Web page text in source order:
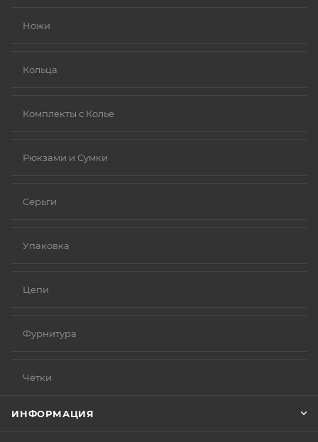
Ножи
Кольца
Комплекты с Колье
Рюкзами и Сумки
Серьги
Упаковка
Цепи
Фурнитура
Чётки
ИНФОРМАЦИЯ